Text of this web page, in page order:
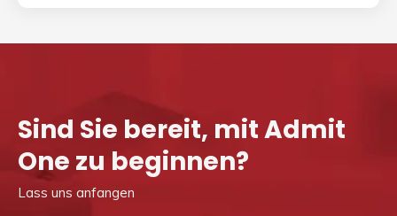
Sind Sie bereit, mit Admit
One zu beginnen?
Lass uns anfangen